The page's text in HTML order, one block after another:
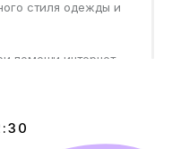
стиля одежды и
помощи интернет-
в любой